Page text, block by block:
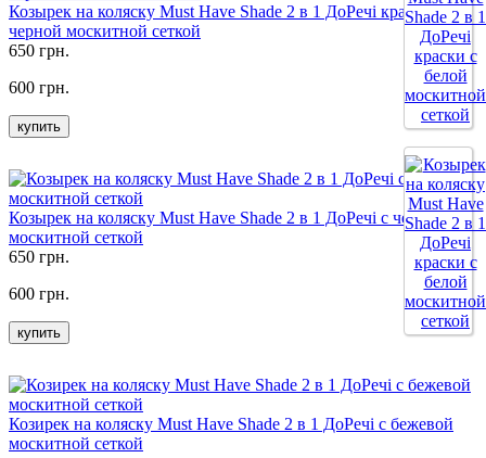
Козырек на коляску Must Have Shade 2 в 1 ДоРечі краски с
черной москитной сеткой
650 грн.
600 грн.
купить
Козырек на коляску Must Have Shade 2 в 1 ДоРечі с черной
москитной сеткой
650 грн.
600 грн.
купить
Козирек на коляску Must Have Shade 2 в 1 ДоРечі с бежевой
москитной сеткой